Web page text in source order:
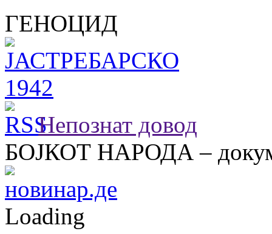
ГЕНОЦИД
Непознат довод
БОЈКОТ НАРОДА –
Loading